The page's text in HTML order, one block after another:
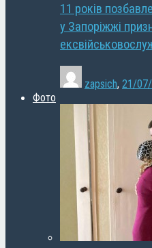
11 років
у Запоріжжі
zapsich, 21/
Фото